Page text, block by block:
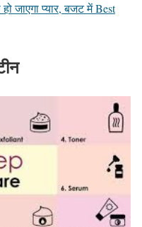
जाएगा प्यार, बजट में Best